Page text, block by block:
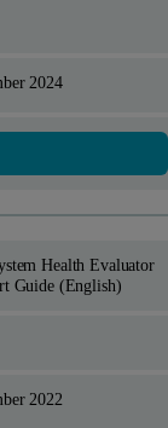
2024
Health Evaluator
Guide (English)
2022